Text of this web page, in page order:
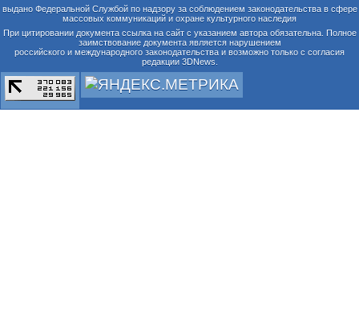
выдано Федеральной Службой по надзору за соблюдением законодательства в сфере
массовых коммуникаций и охране культурного наследия
При цитировании документа ссылка на сайт с указанием автора обязательна. Полное
заимствование документа является нарушением
российского и международного законодательства и возможно только с согласия
редакции 3DNews.